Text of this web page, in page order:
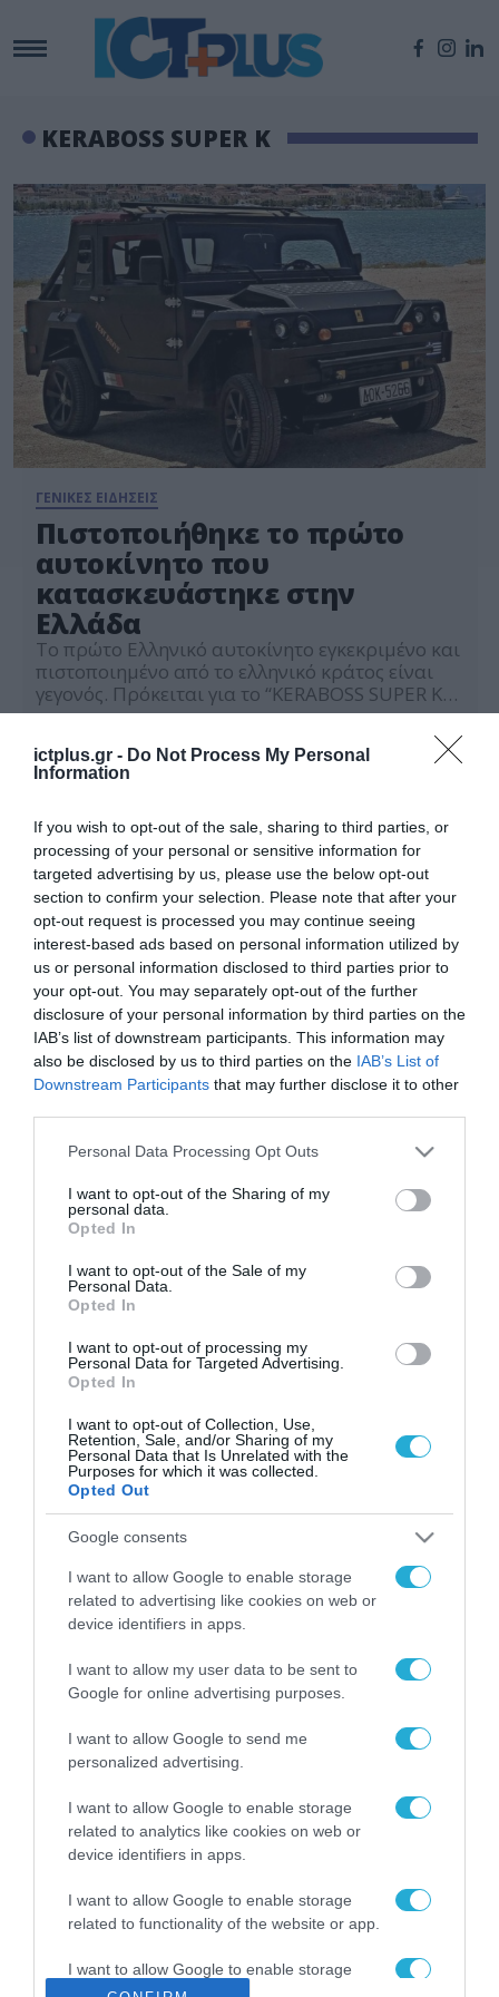
ictplus.gr - Do Not Process My Personal
Information
If you wish to opt-out of the sale, sharing to third parties, or
processing of your personal or sensitive information for
targeted advertising by us, please use the below opt-out
section to confirm your selection. Please note that after your
opt-out request is processed you may continue seeing
interest-based ads based on personal information utilized by
us or personal information disclosed to third parties prior to
your opt-out. You may separately opt-out of the further
disclosure of your personal information by third parties on the
IAB’s list of downstream participants. This information may
also be disclosed by us to third parties on the IAB’s List of
Downstream Participants that may further disclose it to other
Please note that this website/app uses one or more Google
not limited to your visit or usage behaviour. You may click to
grant or deny consent to Google and its third-party tags to
use your data for below specified purposes in below Google
consent section.
Personal Data Processing Opt Outs
I want to opt-out of the Sharing of my
personal data.
Opted In
I want to opt-out of the Sale of my
Personal Data.
Opted In
I want to opt-out of processing my
Personal Data for Targeted Advertising.
Opted In
I want to opt-out of Collection, Use,
Retention, Sale, and/or Sharing of my
Personal Data that Is Unrelated with the
Purposes for which it was collected.
Opted Out
Google consents
I want to allow Google to enable storage
related to advertising like cookies on web or
device identifiers in apps.
I want to allow my user data to be sent to
Google for online advertising purposes.
I want to allow Google to send me
personalized advertising.
I want to allow Google to enable storage
related to analytics like cookies on web or
device identifiers in apps.
I want to allow Google to enable storage
related to functionality of the website or app.
I want to allow Google to enable storage
related to personalization.
KERABOSS SUPER K
ΓΕΝΙΚΕΣ ΕΙΔΗΣΕΙΣ
Πιστοποιήθηκε το πρώτο
αυτοκίνητο που
κατασκευάστηκε στην
Ελλάδα
Το πρώτο Ελληνικό αυτοκίνητο εγκεκριμένο και
πιστοποιημένο από το ελληνικό κράτος είναι
γεγονός. Πρόκειται για το “KERABOSS SUPER K”,
που κατασκευάζει η ελληνική καινοτόμος
Πρόκειται για ένα αυτοκίνητο, που αναφέρεται
ως όχημα Μ.Ο.Ι.Κ (Μεμονωμένα Οχήματα
σε μια ειδική κατηγορία οχημάτων. “Aνοιξε ο
δρόμος για ένα […]
ΡΟΗ ΕΙΔΗΣΕΩΝ
Το χρηματοδοτούμενο
από την ΕΕ έργο “The
Gaming Police”
ενισχύει την ασφάλεια
των παιδιών στο
διαδίκτυο
31.07.2026
ΑΑΔΕ: Διευκρινίσεις
για τα πρόστιμα σε
αφορούν τους ΦΗΜ
Σ. Καλαφάτης: «Η
Τεχνητή Νοημοσύνη
δεν είναι απλώς μια
μια νέα βιομηχανική
επανάσταση»
Νέος οδηγός του ΕΚΤ
των ελληνικών